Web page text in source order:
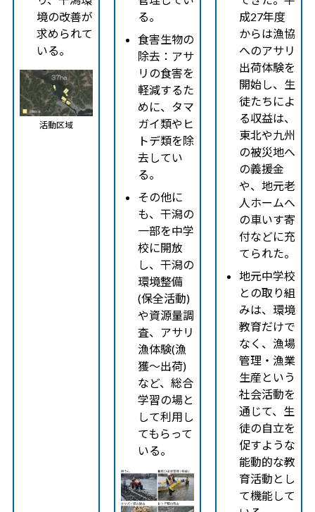
境の改善が
求められて
いる。
活動区域
る。
食害生物の
除去：アサ
リの食害を
軽減するた
めに、タマ
ガイ類やヒ
トデ類を除
去してい
る。
その他に
も、干潟の
一部を中学
校に開放
し、干潟の
環境整備
(保全活動)
や資源量調
査、アサリ
漁体験(漁
獲～出荷)
など、総合
学習の場と
して利用し
てもらって
いる。
成27年度
からは漁協
へのアサリ
出荷体験を
開始し、生
徒たちによ
る収益は、
東北や九州
の被災地へ
の義援金
や、地元老
人ホームへ
の車いす寄
付などに充
てられた。
地元中学校
との取り組
みは、環境
教育だけで
なく、漁場
管理・漁業
生産という
社会活動を
通じて、生
徒の自立を
促すような
能動的な教
育活動とし
て機能して